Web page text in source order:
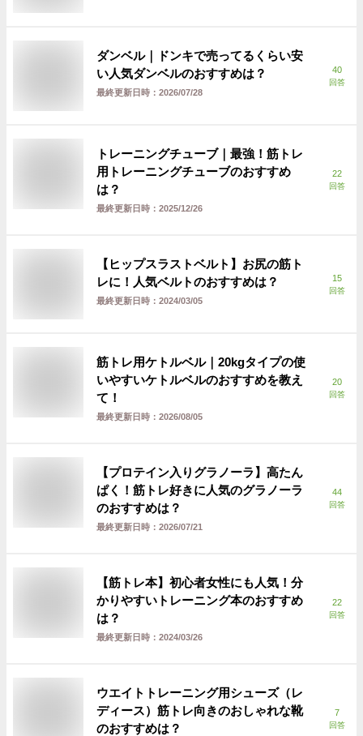
ダンベル｜ドンキで売ってるくらい安
い人気ダンベルのおすすめは？
最終更新日時： 2026/07/28
40
回答
トレーニングチューブ｜最強！筋トレ
用トレーニングチューブのおすすめ
は？
最終更新日時： 2025/12/26
22
回答
【ヒップスラストベルト】お尻の筋ト
レに！人気ベルトのおすすめは？
最終更新日時： 2024/03/05
15
回答
筋トレ用ケトルベル｜20kgタイプの使
いやすいケトルベルのおすすめを教え
て！
最終更新日時： 2026/08/05
20
回答
【プロテイン入りグラノーラ】高たん
ぱく！筋トレ好きに人気のグラノーラ
のおすすめは？
最終更新日時： 2026/07/21
44
回答
【筋トレ本】初心者女性にも人気！分
かりやすいトレーニング本のおすすめ
は？
最終更新日時： 2024/03/26
22
回答
ウエイトトレーニング用シューズ（レ
ディース）筋トレ向きのおしゃれな靴
のおすすめは？
7
回答